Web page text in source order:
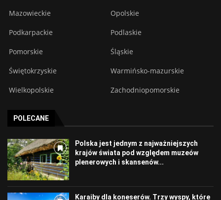
Mazowieckie Opolskie
Podkarpackie Podlaskie
Pomorskie Śląskie
Świętokrzyskie Warmińsko-mazurskie
Wielkopolskie Zachodniopomorskie
POLECANE
Polska jest jednym z najważniejszych
krajów świata pod względem muzeów
plenerowych i skansenów...
Karaiby dla koneserów. Trzy wyspy, które